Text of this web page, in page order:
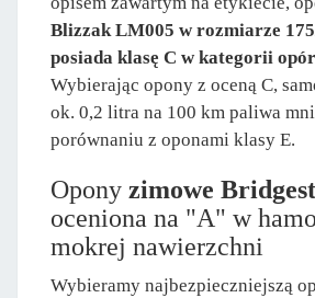
Blizzak LM005 w rozmiarze
posiada klasę C w kategorii
Wybierając opony z oceną C,
ok. 0,2 litra na 100 km paliwa
porównaniu z oponami klasy E.
Opony zimowe
oceniona na "A" w
mokrej nawierzchni
Wybieramy najbezpieczniejszą